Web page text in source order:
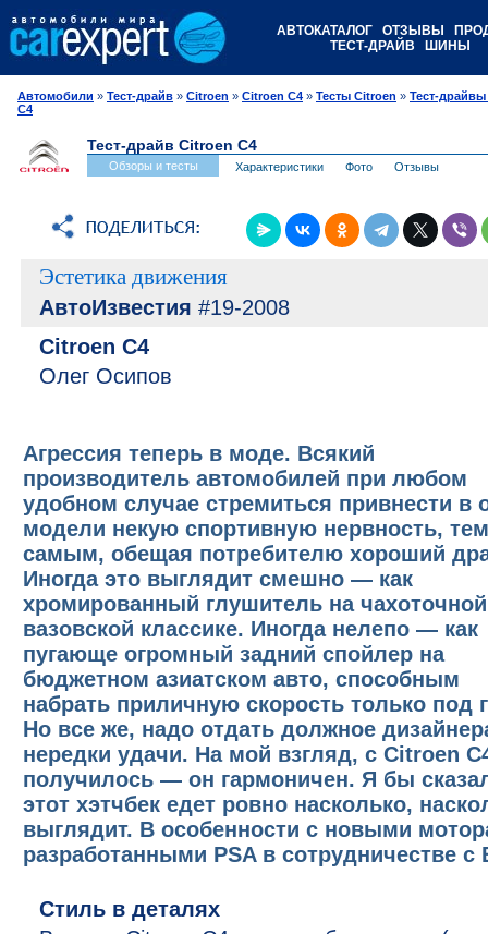
АВТОКАТАЛОГ ОТЗЫВЫ
ТЕСТ-ДРАЙВ
ШИНЫ
Автомобили » Тест-драйв » Citroen » Citroen C4 » Тесты Citroen » Тест-
C4
Тест-драйв Citroen C4
Обзоры и тесты Характеристики Фото Отзывы
Эстетика движения
АвтоИзвестия #19-2008
Citroen C4
Олег Осипов
Агрессия теперь в моде. Всякий
производитель автомобилей при любом
удобном случае стремиться привнести в
модели некую спортивную нервность, тем
самым, обещая потребителю хороший
Иногда это выглядит смешно — как
хромированный глушитель на чахоточной
вазовской классике. Иногда нелепо — как
пугающе огромный задний спойлер на
бюджетном азиатском авто, способным
набрать приличную скорость только под
Но все же, надо отдать должное
нередки удачи. На мой взгляд, с Citroen
получилось — он гармоничен. Я бы
этот хэтчбек едет ровно насколько,
выглядит. В особенности с новыми
разработанными PSA в сотрудничестве с
Стиль в деталях